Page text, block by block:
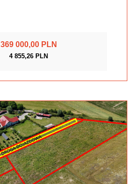
369 000,00 PLN
4 855,26 PLN